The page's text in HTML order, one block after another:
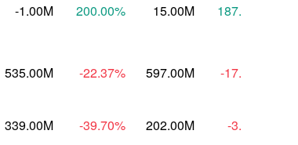
-1.00M 200.00% 15.00M 187.50
535.00M -22.37% 597.00M -17.16
339.00M -39.70% 202.00M -3.87